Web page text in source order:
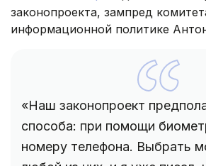
законопроекта, зампред
информационной политике
«Наш законопроект
способа: при помощи
номеру телефона. Выбрать